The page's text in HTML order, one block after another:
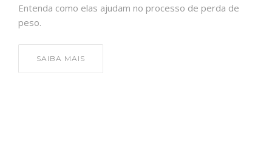
Entenda como elas ajudam no processo de perda de
peso.
SAIBA MAIS